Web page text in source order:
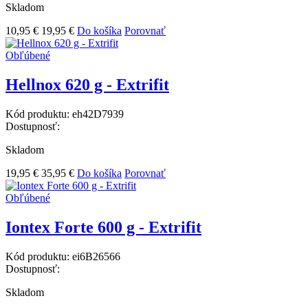
Skladom
10,95 € 19,95 € Do košíka Porovnať
Obľúbené
Hellnox 620 g - Extrifit
Kód produktu: eh42D7939
Dostupnosť:
Skladom
19,95 € 35,95 € Do košíka Porovnať
Obľúbené
Iontex Forte 600 g - Extrifit
Kód produktu: ei6B26566
Dostupnosť:
Skladom